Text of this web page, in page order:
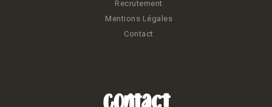
Recrutement
Mentions Légales
Contact
Contact